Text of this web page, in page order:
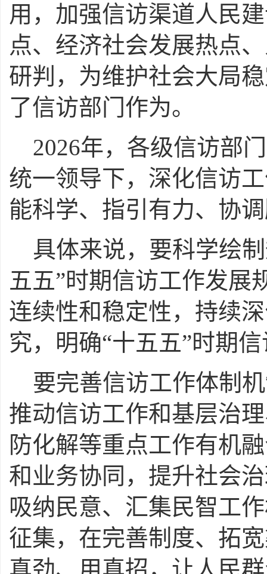
用，加强信访渠道人民
点、经济社会发展热点
研判，为维护社会大局
了信访部门作为。
2026年，各级信访部
统一领导下，深化信访
能科学、指引有力、协
具体来说，要科学绘
五五”时期信访工作发展
连续性和稳定性，持续
究，明确“十五五”时期
要完善信访工作体制
推动信访工作和基层治
防化解等重点工作有机
和业务协同，提升社会
吸纳民意、汇集民智工
征集，在完善制度、拓
真劲、用真招，让人民